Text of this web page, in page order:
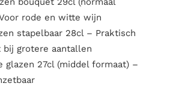
rode en witte wijn
stapelbaar 28cl – Praktisch
grotere aantallen
glazen 27cl (middel formaat) –